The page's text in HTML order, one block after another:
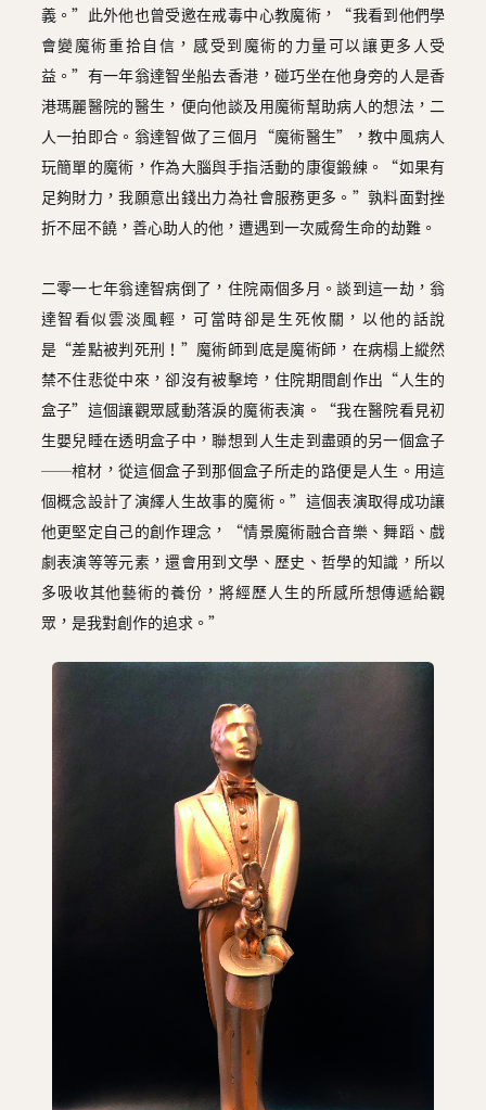
義。”此外他也曾受邀在戒毒中心教魔術，“我看到他們學
會變魔術重拾自信，感受到魔術的力量可以讓更多人受
益。”有一年翁達智坐船去香港，碰巧坐在他身旁的人是香
港瑪麗醫院的醫生，便向他談及用魔術幫助病人的想法，二
人一拍即合。翁達智做了三個月“魔術醫生”，教中風病人
玩簡單的魔術，作為大腦與手指活動的康復鍛練。“如果有
足夠財力，我願意出錢出力為社會服務更多。”孰料面對挫
折不屈不饒，善心助人的他，遭遇到一次威脅生命的劫難。
二零一七年翁達智病倒了，住院兩個多月。談到這一劫，翁
達智看似雲淡風輕，可當時卻是生死攸關，以他的話說
是“差點被判死刑！”魔術師到底是魔術師，在病榻上縱然
禁不住悲從中來，卻沒有被擊垮，住院期間創作出“人生的
盒子”這個讓觀眾感動落淚的魔術表演。“我在醫院看見初
生嬰兒睡在透明盒子中，聯想到人生走到盡頭的另一個盒子
──棺材，從這個盒子到那個盒子所走的路便是人生。用這
個概念設計了演繹人生故事的魔術。”這個表演取得成功讓
他更堅定自己的創作理念，“情景魔術融合音樂、舞蹈、戲
劇表演等等元素，還會用到文學、歷史、哲學的知識，所以
多吸收其他藝術的養份，將經歷人生的所感所想傳遞給觀
眾，是我對創作的追求。”